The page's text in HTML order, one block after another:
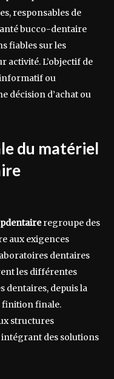
responsables de
bucco-dentaire
fiables sur les
activité. L’objectif de
ou
décision d’achat ou
du matériel
regroupe des
aux exigences
dentaires
les différentes
dentaires, depuis la
finition finale.
structures
des solutions